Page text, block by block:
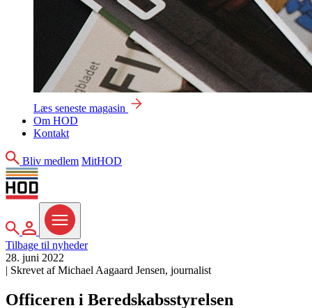
Læs seneste magasin
Om HOD
Kontakt
Søg
Bliv medlem MitHOD
MitHOD
Menu
Tilbage til nyheder
28. juni 2022
| Skrevet af Michael Aagaard Jensen, journalist
Officeren i Beredskabsstyrelsen